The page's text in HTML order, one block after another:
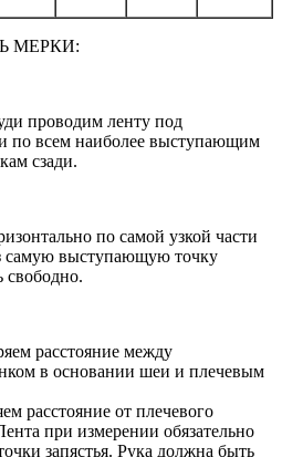
МЕРКИ:
проводим ленту под
всем наиболее выступающим
сзади.
по самой узкой части
самую выступающую точку
свободно.
расстояние между
в основании шеи и плечевым
расстояние от плечевого
при измерении обязательно
запястья. Рука должна быть